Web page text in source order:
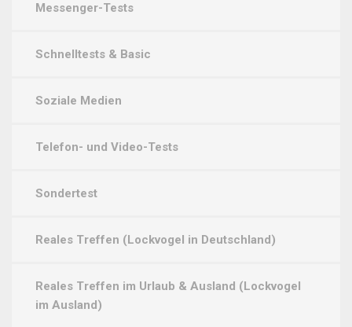
Messenger-Tests
Schnelltests & Basic
Soziale Medien
Telefon- und Video-Tests
Sondertest
Reales Treffen (Lockvogel in Deutschland)
Reales Treffen im Urlaub & Ausland (Lockvogel
im Ausland)